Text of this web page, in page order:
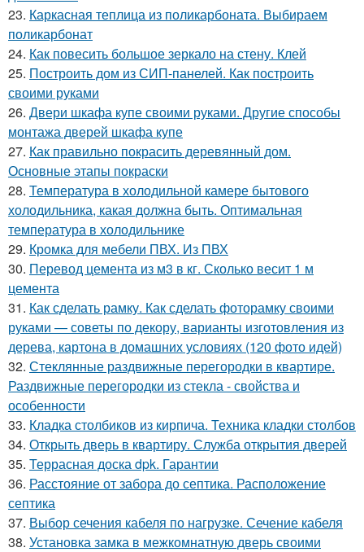
23. Каркасная теплица из поликарбоната. Выбираем
поликарбонат
24. Как повесить большое зеркало на стену. Клей
25. Построить дом из СИП-панелей. Как построить
своими руками
26. Двери шкафа купе своими руками. Другие способы
монтажа дверей шкафа купе
27. Как правильно покрасить деревянный дом.
Основные этапы покраски
28. Температура в холодильной камере бытового
холодильника, какая должна быть. Оптимальная
температура в холодильнике
29. Кромка для мебели ПВХ. Из ПВХ
30. Перевод цемента из м3 в кг. Сколько весит 1 м
цемента
31. Как сделать рамку. Как сделать фоторамку своими
руками — советы по декору, варианты изготовления из
дерева, картона в домашних условиях (120 фото идей)
32. Стеклянные раздвижные перегородки в квартире.
Раздвижные перегородки из стекла - свойства и
особенности
33. Кладка столбиков из кирпича. Техника кладки столбов
34. Открыть дверь в квартиру. Служба открытия дверей
35. Террасная доска dpk. Гарантии
36. Расстояние от забора до септика. Расположение
септика
37. Выбор сечения кабеля по нагрузке. Сечение кабеля
38. Установка замка в межкомнатную дверь своими